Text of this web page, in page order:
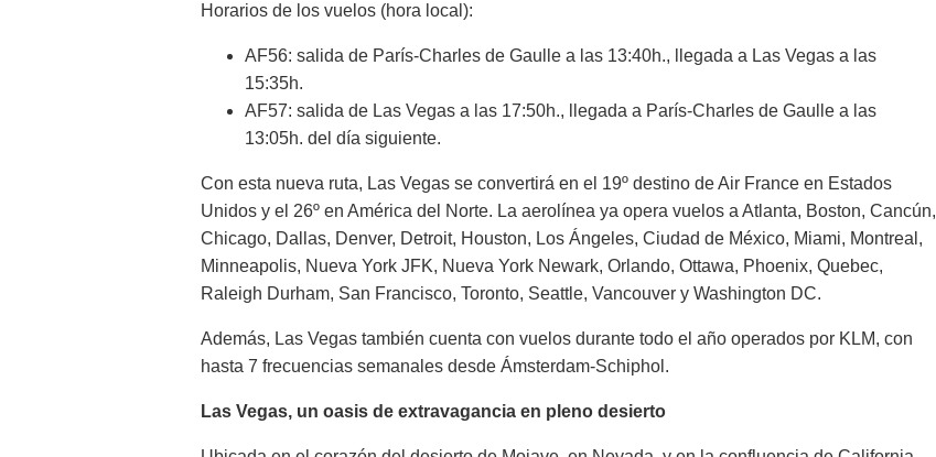
Horarios de los vuelos (hora local):
AF56: salida de París-Charles de Gaulle a las 13:40h., llegada a Las Vegas a las
15:35h.
AF57: salida de Las Vegas a las 17:50h., llegada a París-Charles de Gaulle a las
13:05h. del día siguiente.
Con esta nueva ruta, Las Vegas se convertirá en el 19º destino de Air France en Estados
Unidos y el 26º en América del Norte. La aerolínea ya opera vuelos a Atlanta, Boston, Cancún,
Chicago, Dallas, Denver, Detroit, Houston, Los Ángeles, Ciudad de México, Miami, Montreal,
Minneapolis, Nueva York JFK, Nueva York Newark, Orlando, Ottawa, Phoenix, Quebec,
Raleigh Durham, San Francisco, Toronto, Seattle, Vancouver y Washington DC.
Además, Las Vegas también cuenta con vuelos durante todo el año operados por KLM, con
hasta 7 frecuencias semanales desde Ámsterdam-Schiphol.
Las Vegas, un oasis de extravagancia en pleno desierto